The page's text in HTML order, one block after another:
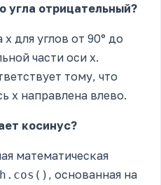
угла отрицательный?
для углов от 90° до
части оси x.
тому, что
x направлена влево.
косинус?
математическая
, основанная на